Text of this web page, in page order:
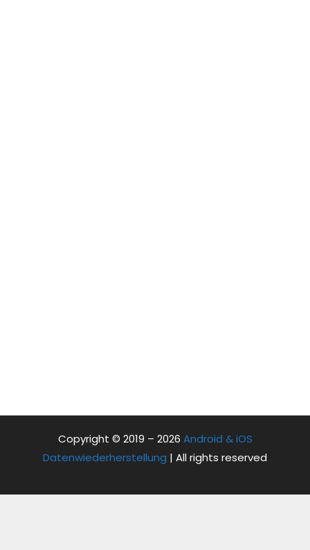
Copyright © 2019 – 2026 Android & iOS
Datenwiederherstellung | All rights reserved